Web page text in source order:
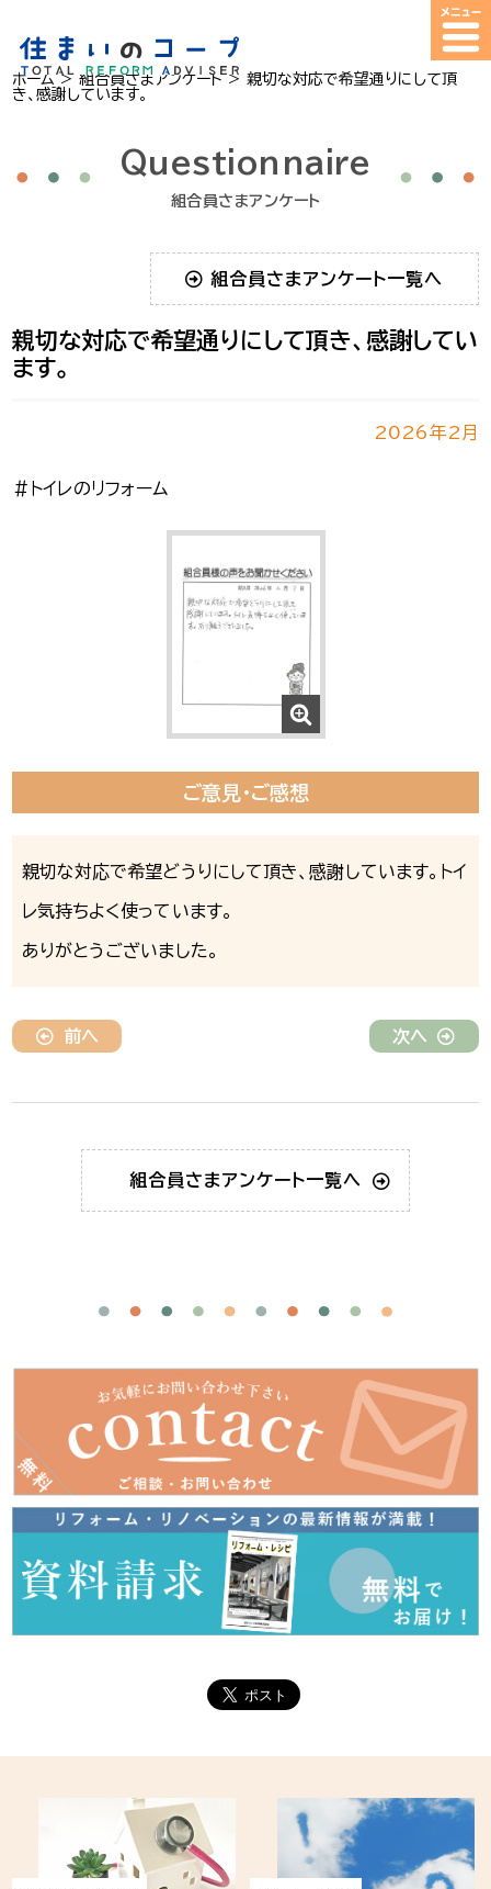
ホーム>組合員さまアンケート>親切な対応で希望通りにして頂
き、感謝しています。
Questionnaire
組合員さまアンケート
組合員さまアンケート一覧へ
親切な対応で希望通りにして頂き、感謝してい
ます。
2026年2月
＃トイレのリフォーム
ご意見・ご感想
親切な対応で希望どうりにして頂き、感謝しています。トイ
レ気持ちよく使っています。
ありがとうございました。
前へ 次へ
組合員さまアンケート一覧へ